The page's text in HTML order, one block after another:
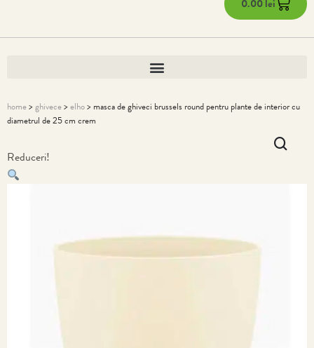
0.00lei
home>ghivece>elho> masca de ghiveci brussels round pentru plante de interior cu
diametrul de 25 cm crem
Reduceri!